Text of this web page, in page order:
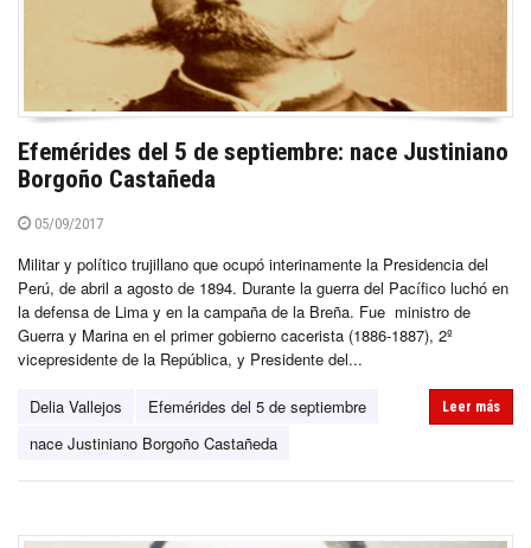
Efemérides del 5 de septiembre: nace Justiniano
Borgoño Castañeda
05/09/2017
Militar y político trujillano que ocupó interinamente la Presidencia del
Perú, de abril a agosto de 1894. Durante la guerra del Pacífico luchó en
la defensa de Lima y en la campaña de la Breña. Fue ministro de
Guerra y Marina en el primer gobierno cacerista (1886-1887), 2º
vicepresidente de la República, y Presidente del...
Delia Vallejos
Efemérides del 5 de septiembre
nace Justiniano Borgoño Castañeda
Leer más